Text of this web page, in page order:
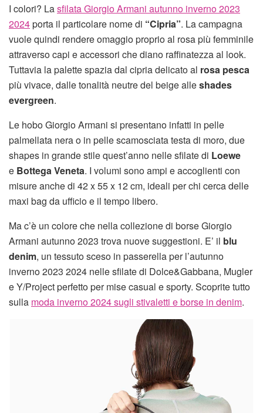
I colori? Lasfilata Giorgio Armani autunno inverno 2023
2024porta il particolare nome di “Cipria”. La campagna
vuole quindi rendere omaggio proprio al rosa più femminile
attraverso capi e accessori che diano raffinatezza al look.
Tuttavia la palette spazia dal cipria delicato al rosa pesca
più vivace, dalle tonalità neutre del beige alleshades
evergreen.
Le hobo Giorgio Armani si presentano infatti in pelle
palmellata nera o in pelle scamosciata testa di moro, due
shapes in grande stile quest’anno nelle sfilate di Loewe
e Bottega Veneta. I volumi sono ampi e accoglienti con
misure anche di 42 x 55 x 12 cm, ideali per chi cerca delle
maxi bag da ufficio e il tempo libero.
Ma c’è un colore che nella collezione di borse Giorgio
Armani autunno 2023 trova nuove suggestioni. E’ il blu
denim, un tessuto sceso in passerella per l’autunno
inverno 2023 2024 nelle sfilate di Dolce&Gabbana, Mugler
e Y/Project perfetto per mise casual e sporty. Scoprite tutto
sulla moda inverno 2024 sugli stivaletti e borse in denim.